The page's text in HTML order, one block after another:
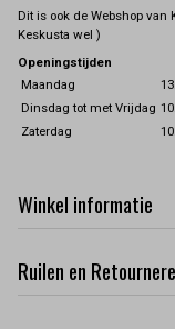
Dit is ook de Webshop
Keskusta wel )
Openingstijden
Maandag
Dinsdag tot met Vrijdag
Zaterdag
Winkel informatie
Ruilen en